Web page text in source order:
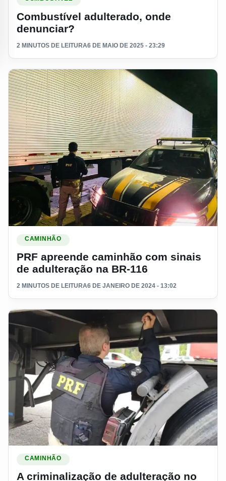
Combustível adulterado, onde
denunciar?
2 MINUTOS DE LEITURA6 DE MAIO DE 2025 - 23:29
CAMINHÃO
PRF apreende caminhão com sinais
de adulteração na BR-116
2 MINUTOS DE LEITURA6 DE JANEIRO DE 2024 - 13:02
CAMINHÃO
A criminalização de adulteração no